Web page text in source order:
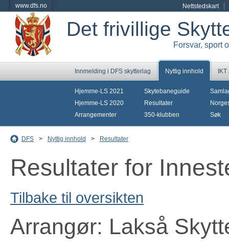
www.dfs.no Nettstedskart
Det frivillige
Forsvar, sport
Innmelding i DFS skytterlag Nyttig innhold
Hjemme-LS 2021
Hjemme-LS 2020
Arrangementer
Skytebaneguide
Resultater
350-klubben
Søk
DFS > Nyttig innhold > Resultater
Resultater for
Tilbake til oversikten
Arrangør: Lakså